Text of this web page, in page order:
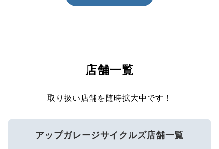
店舗一覧
取り扱い店舗を随時拡大中です！
アップガレージサイクルズ店舗一覧